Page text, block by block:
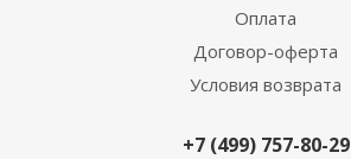
Оплата
Договор-оферта
Условия возврата
+7 (499) 757-80-29